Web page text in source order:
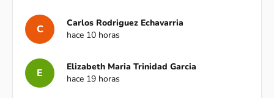
C
Carlos Rodriguez Echavarria
hace 10 horas
E
Elizabeth Maria Trinidad Garcia
hace 19 horas